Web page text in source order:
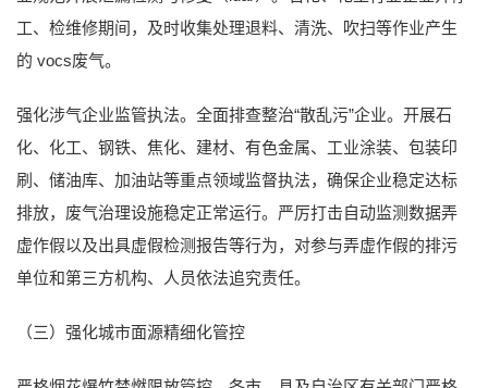
工、检维修期间，及时收集处理退料、清洗、吹扫等作业产生
的 vocs废气。
强化涉气企业监管执法。全面排查整治“散乱污”企业。开展石
化、化工、钢铁、焦化、建材、有色金属、工业涂装、包装印
刷、储油库、加油站等重点领域监督执法，确保企业稳定达标
排放，废气治理设施稳定正常运行。严厉打击自动监测数据弄
虚作假以及出具虚假检测报告等行为，对参与弄虚作假的排污
单位和第三方机构、人员依法追究责任。
（三）强化城市面源精细化管控